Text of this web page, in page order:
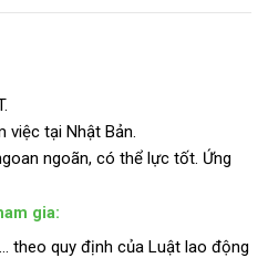
việc tại Nhật Bản.
ngoãn, có thể lực tốt. Ứng
gia:
theo quy định của Luật lao động